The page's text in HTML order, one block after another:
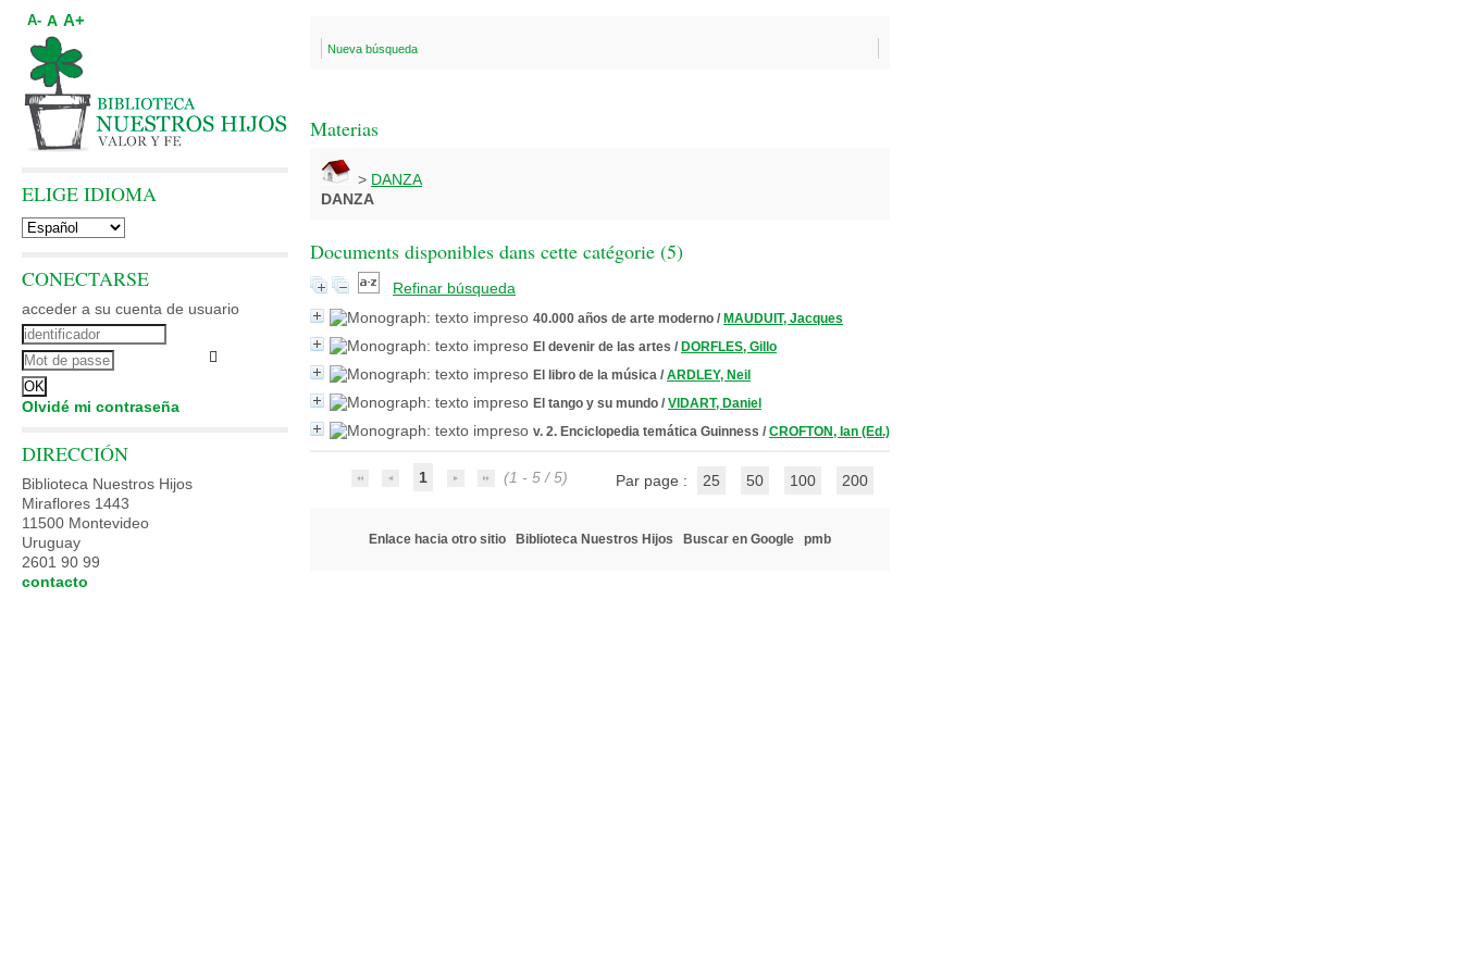
Nueva búsqueda
Materias
> DANZA
DANZA
Documents disponibles dans cette catégorie (5)
Refinar búsqueda
40.000 años de arte moderno / MAUDUIT, Jacques
El devenir de las artes / DORFLES, Gillo
El libro de la música / ARDLEY, Neil
El tango y su mundo / VIDART, Daniel
v. 2. Enciclopedia temática Guinness / CROFTON, Ian (Ed.)
1 (1 - 5 / 5) Par page : 25 50 100 200
Enlace hacia otro sitio Biblioteca Nuestros Hijos Buscar en Google pmb
A- A A+
ELIGE IDIOMA
CONECTARSE
acceder a su cuenta de usuario
Olvidé mi contraseña
DIRECCIÓN
Biblioteca Nuestros Hijos
Miraflores 1443
11500 Montevideo
Uruguay
2601 90 99
contacto